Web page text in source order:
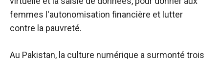
femmes l'autonomisation financière et lutter
contre la pauvreté.
Au Pakistan, la culture numérique a surmonté trois